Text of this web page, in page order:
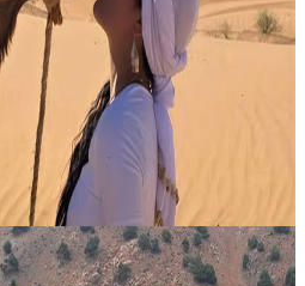
ritiro di 9 giorni in Marocco pensato
e intenzione. Questa
di yoga quotidiane alla magia